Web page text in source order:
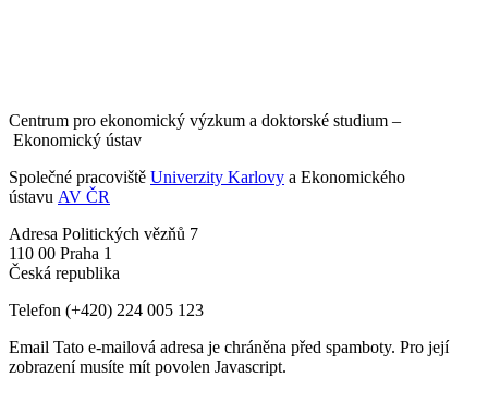
Centrum pro ekonomický výzkum a doktorské studium –
Ekonomický ústav
Společné pracoviště Univerzity Karlovy a Ekonomického
ústavu AV ČR
Adresa Politických vězňů 7
110 00 Praha 1
Česká republika
Telefon (+420) 224 005 123
Email Tato e-mailová adresa je chráněna před spamboty. Pro její
zobrazení musíte mít povolen Javascript.